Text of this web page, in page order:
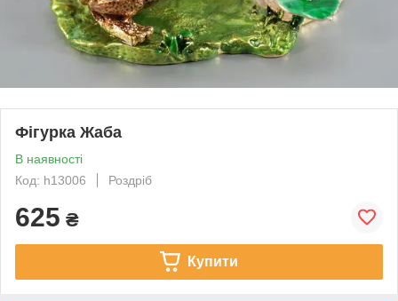
Фігурка Жаба
В наявності
Код: h13006
Роздріб
625 ₴
Купити